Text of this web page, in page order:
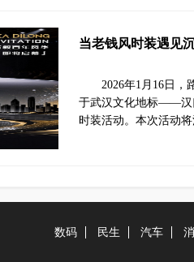
当老钱风时装遇见
2026年1月16日
于武汉文化地标——汉
时装活动。本次活动
数码 民生 汽车